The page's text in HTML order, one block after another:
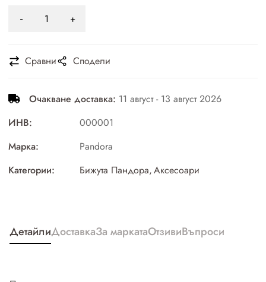
Сравни Сподели
Очакване доставка: 11 август - 13 август 2026
ИНВ:
000001
Марка:
Pandora
Категории:
Бижута Пандора,Аксесоари
ДетайлиДоставкаЗа маркатаОтзивиВъпроси